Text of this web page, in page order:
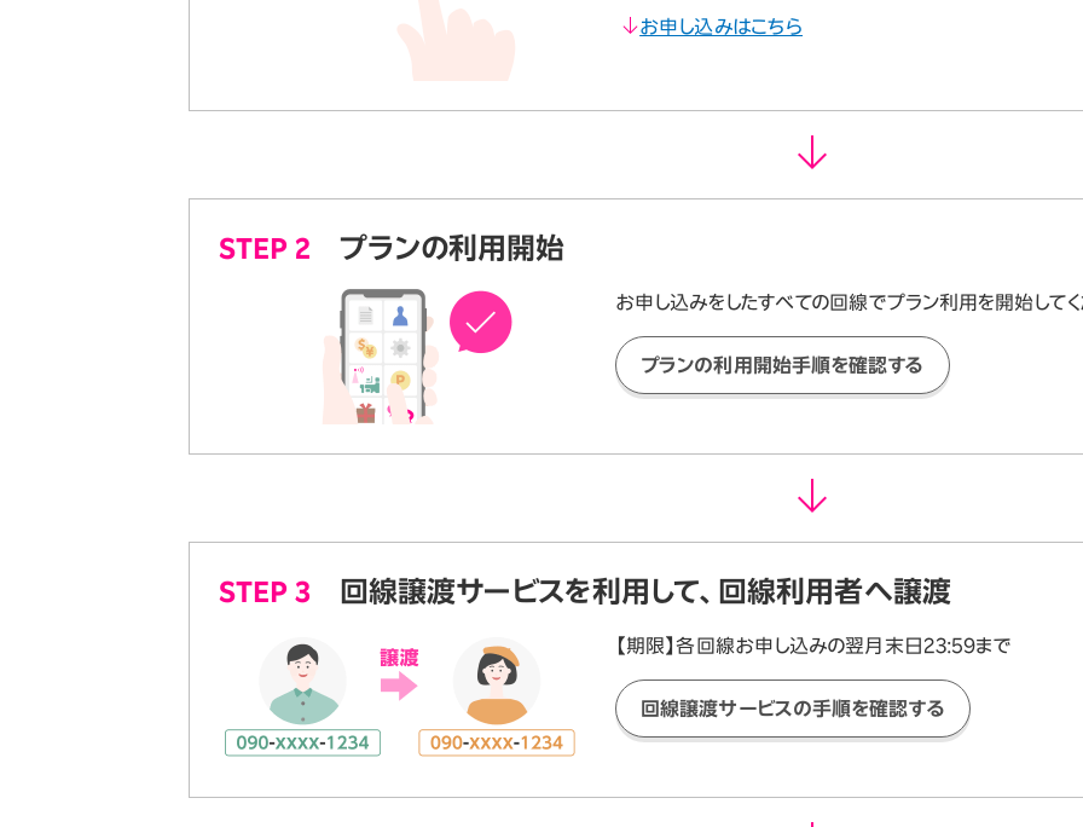
お申し込みはこちら
STEP 2 プランの利用開始
お申し込みをしたすべての回線でプラン利用を開始してく
プランの利用開始手順を確認する
STEP 3 回線譲渡サービスを利用して、回線利用者へ譲渡
【期限】各回線お申し込みの翌月末日23:59まで
回線譲渡サービスの手順を確認する